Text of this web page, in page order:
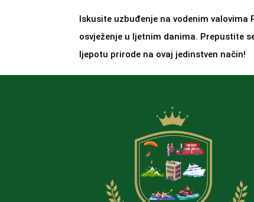
Iskusite uzbuđenje na vodenim
osvježenje u ljetnim danima. Prepustite
ljepotu prirode na ovaj jedinstven način!